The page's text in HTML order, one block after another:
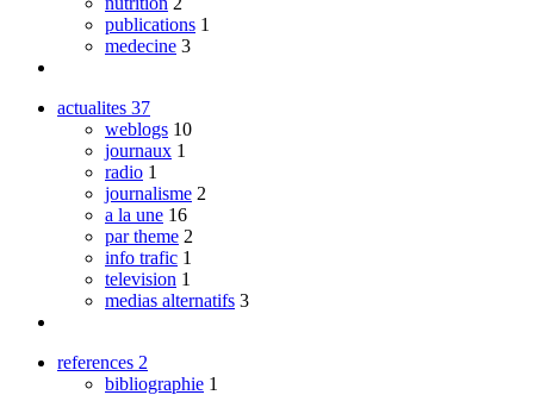
publications 1
medecine 3
actualites 37
weblogs 10
journaux 1
radio 1
journalisme 2
a la une 16
par theme 2
info trafic 1
television 1
medias alternatifs 3
references 2
bibliographie 1